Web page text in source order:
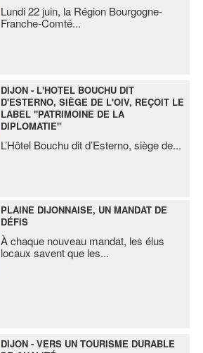
Lundi 22 juin, la Région Bourgogne-
Franche-Comté...
DIJON - L'HOTEL BOUCHU DIT
D'ESTERNO, SIÈGE DE L'OIV, REÇOIT LE
LABEL "PATRIMOINE DE LA
DIPLOMATIE"
L’Hôtel Bouchu dit d’Esterno, siège de...
PLAINE DIJONNAISE, UN MANDAT DE
DÉFIS
À chaque nouveau mandat, les élus
locaux savent que les...
DIJON - VERS UN TOURISME DURABLE